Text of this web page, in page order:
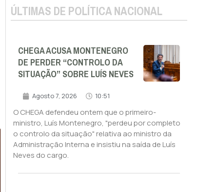
ÚLTIMAS DE POLÍTICA NACIONAL
CHEGA ACUSA MONTENEGRO
DE PERDER “CONTROLO DA
SITUAÇÃO” SOBRE LUÍS NEVES
Agosto 7, 2026 10:51
O CHEGA defendeu ontem que o primeiro-
ministro, Luís Montenegro, "perdeu por completo
o controlo da situação" relativa ao ministro da
Administração Interna e insistiu na saída de Luís
Neves do cargo.